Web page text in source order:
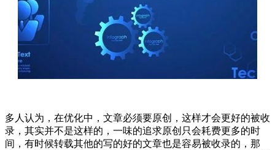
多人认为，在优化中，文章必须要原创，这样才会更好的被收
录，其实并不是这样的，一味的追求原创只会耗费更多的时
间，有时候转载其他的写的好的文章也是容易被收录的，那